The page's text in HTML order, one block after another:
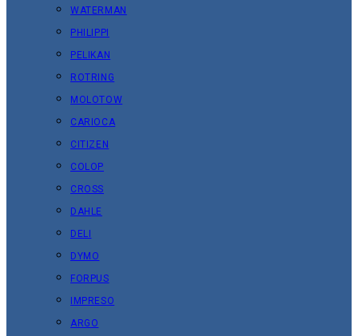
WATERMAN
PHILIPPI
PELIKAN
ROTRING
MOLOTOW
CARIOCA
CITIZEN
COLOP
CROSS
DAHLE
DELI
DYMO
FORPUS
IMPRESO
ARGO